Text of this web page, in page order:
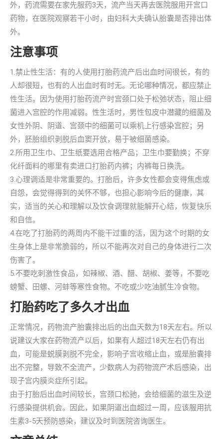
外，药流需要在家先服药3天，流产当天再去医院服用开宫口
药物，在医院观察若干小时，由妇科大夫确认胎囊是否排出体
外。
注意事项
1.禁止性生活：有的人使用打胎药流产后出血时间很长，有的
人却很短，也有的人出血时有时无。无论哪种情况，都应禁止
性生活。因为使用打胎药流产时宫颈口处于松弛状态，阻止细
菌进入宫腔的作用减弱。性生活时，男性包皮中潜藏的细菌及
女性外阴、阴道、宫颈中的细菌可以乘机上行感染宫腔；另
外，胚胎组织剥脱后血窦开放，易于被细菌感染。
2.所用卫生巾、卫生纸要选用合格产品；卫生巾要勤换；不穿
化纤面料的哪里有卖进口打胎药内裤；内裤每日换洗。
3.心理调适是非常重要的。打胎后，许多女性都会变得焦虑或
自怨，会觉得得到的关怀不够，也担心影响今后的健康，其
实，适当的关心和理解以及饮食调理就能解开心结，恢复快乐
和自信。
4.在吃了打胎药的两周内不能干过重的活，因为这个时期的女
生身体上是非常脆弱的，所以不能再次对自己的身体进行二次
伤害了。
5.不要吃刺激性食品，如辣椒、酒、醋、胡椒、姜等，不要吃
螃蟹、田螺、河蚌等寒性食物。不吃或少吃油腻生冷食物。
打胎药吃了多久才出血
正常情况，药物流产胎囊排出后的出血天数为18天左右。所以
说建议大家在药物流产以后，如果有人超过18天左右仍有出
血，可能是蜕膜剥脱不完全，影响子宫收缩止血，或是胎囊排
出不完整，导致不全流产，少数病人为药物流产术后感染，出
现子宫内膜炎症所引起。
由于打胎后出血时间较长，宫颈口松驰，会给细菌的滋生及逆
行感染提供机会。因此，如果阴道出血超过一周，应该服用抗
生素3-5天预防感染，建议及时到医院咨询医生。